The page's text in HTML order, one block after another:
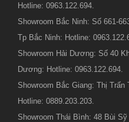
Hotline: 0963.122.694.
Showroom Bắc Ninh: Số 661-
Tp Bắc Ninh: Hotline:
Showroom Hải Dương: Số 40
Dương: Hotline: 0963.122.694.
Showroom Bắc Giang: Thị Trấn
Hotline: 0889.203.203.
Showroom Thái Bình: 48 Bùi